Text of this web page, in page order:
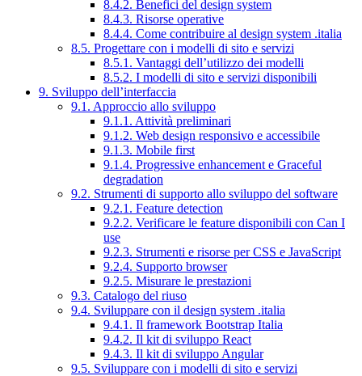
8.4.2. Benefici del design system
8.4.3. Risorse operative
8.4.4. Come contribuire al design system .italia
8.5. Progettare con i modelli di sito e servizi
8.5.1. Vantaggi dell’utilizzo dei modelli
8.5.2. I modelli di sito e servizi disponibili
9. Sviluppo dell’interfaccia
9.1. Approccio allo sviluppo
9.1.1. Attività preliminari
9.1.2. Web design responsivo e accessibile
9.1.3. Mobile first
9.1.4. Progressive enhancement e Graceful
degradation
9.2. Strumenti di supporto allo sviluppo del software
9.2.1. Feature detection
9.2.2. Verificare le feature disponibili con Can I
use
9.2.3. Strumenti e risorse per CSS e JavaScript
9.2.4. Supporto browser
9.2.5. Misurare le prestazioni
9.3. Catalogo del riuso
9.4. Sviluppare con il design system .italia
9.4.1. Il framework Bootstrap Italia
9.4.2. Il kit di sviluppo React
9.4.3. Il kit di sviluppo Angular
9.5. Sviluppare con i modelli di sito e servizi